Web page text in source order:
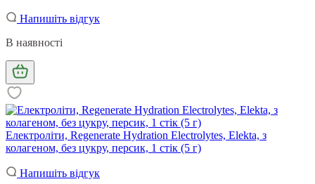
Напишіть відгук
В наявності
Електроліти, Regenerate Hydration Electrolytes, Elekta, з
колагеном, без цукру, персик, 1 стік (5 г)
Напишіть відгук